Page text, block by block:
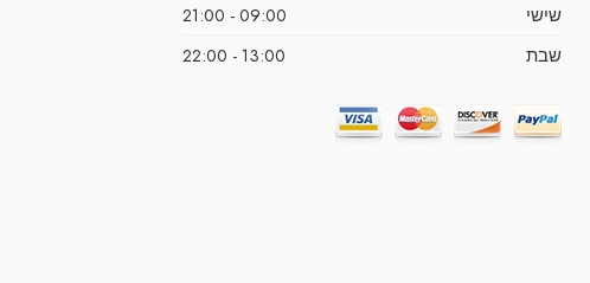
שישי
09:00 - 21:00
שבת
13:00 - 22:00